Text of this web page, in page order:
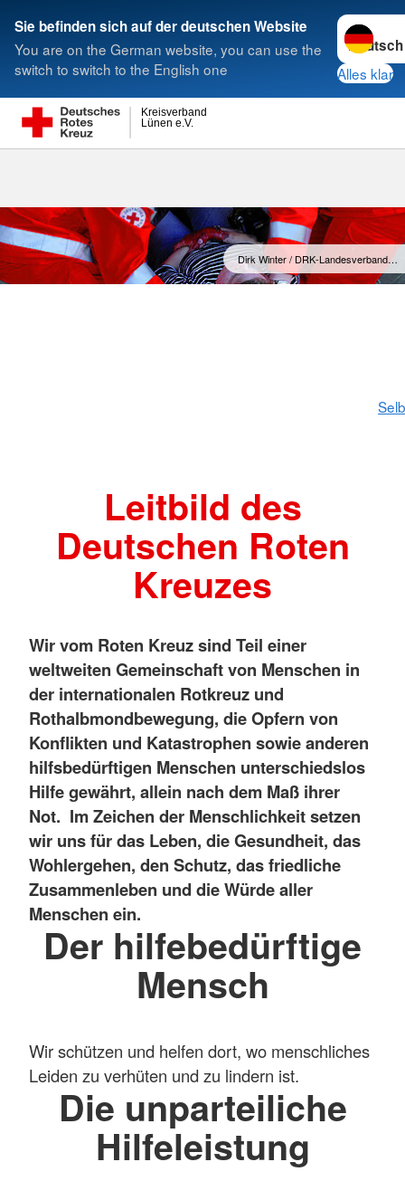
Sie befinden sich auf der deutschen Website
You are on the German website, you can use the
switch to switch to the English one
Sprache
Alles klar
Lünen e.V.
Kreisverband
Suche
Dirk Winter / DRK-Landesverband…
Leitbild des
Deutschen Roten
Kreuzes
Wir vom Roten Kreuz sind Teil einer
weltweiten Gemeinschaft von Menschen in
der internationalen Rotkreuz und
Rothalbmondbewegung, die Opfern von
Konflikten und Katastrophen sowie anderen
hilfsbedürftigen Menschen unterschiedslos
Hilfe gewährt, allein nach dem Maß ihrer
Not. Im Zeichen der Menschlichkeit setzen
wir uns für das Leben, die Gesundheit, das
Wohlergehen, den Schutz, das friedliche
Zusammenleben und die Würde aller
Menschen ein.
Der hilfebedürftige
Mensch
Wir schützen und helfen dort, wo menschliches
Leiden zu verhüten und zu lindern ist.
Die unparteiliche
Hilfeleistung